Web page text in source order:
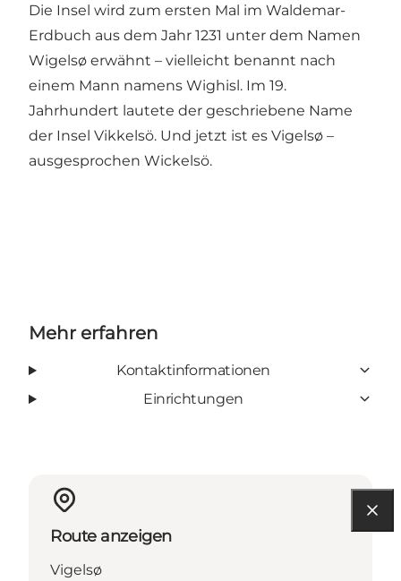
Die Insel wird zum ersten Mal im Waldemar-
Erdbuch aus dem Jahr 1231 unter dem Namen
Wigelsø erwähnt – vielleicht benannt nach
einem Mann namens Wighisl. Im 19.
Jahrhundert lautete der geschriebene Name
der Insel Vikkelsö. Und jetzt ist es Vigelsø –
ausgesprochen Wickelsö.
Mehr erfahren
Kontaktinformationen
Einrichtungen
Route anzeigen
Vigelsø